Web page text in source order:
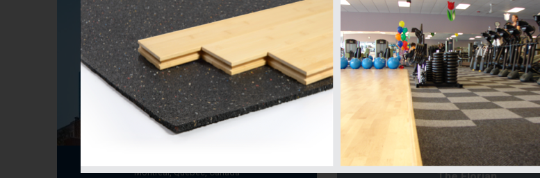
Montreal, Quebec, Canada
The Florian
Toronto, Ontario, Canada